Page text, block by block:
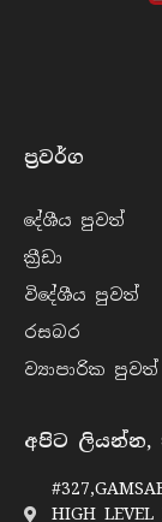
ප්‍රවර්​ග
දේශීය පුව​ත්
ක්‍රී​ඩා
විදේශීය පුව​ත්
රසබ​ර
ව්‍යාපාරික පුව​ත්
අපිට ලියන්න,
HIGH LEVEL